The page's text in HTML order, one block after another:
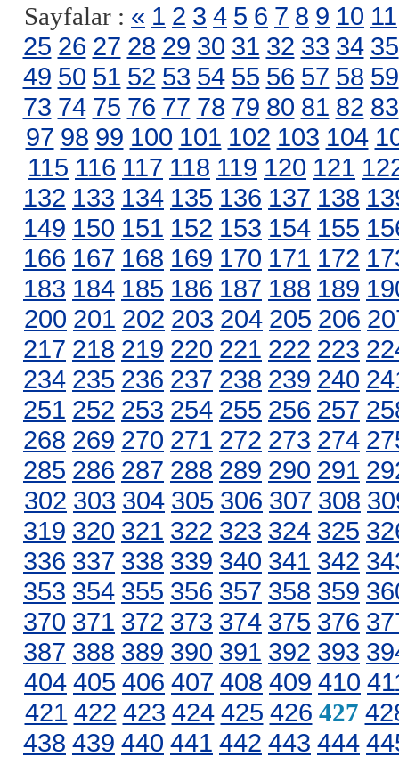
Sayfalar : « 1 2 3 4 5 6 7 8 9 10 11
25 26 27 28 29 30 31 32 33 34 35
49 50 51 52 53 54 55 56 57 58 59
73 74 75 76 77 78 79 80 81 82 83
97 98 99 100 101 102 103 104
115 116 117 118 119 120 121
132 133 134 135 136 137 138
149 150 151 152 153 154 155
166 167 168 169 170 171 172
183 184 185 186 187 188 189
200 201 202 203 204 205 206
217 218 219 220 221 222 223
234 235 236 237 238 239 240
251 252 253 254 255 256 257
268 269 270 271 272 273 274
285 286 287 288 289 290 291
302 303 304 305 306 307 308
319 320 321 322 323 324 325
336 337 338 339 340 341 342
353 354 355 356 357 358 359
370 371 372 373 374 375 376
387 388 389 390 391 392 393
404 405 406 407 408 409 410
421 422 423 424 425 426 427
438 439 440 441 442 443 444